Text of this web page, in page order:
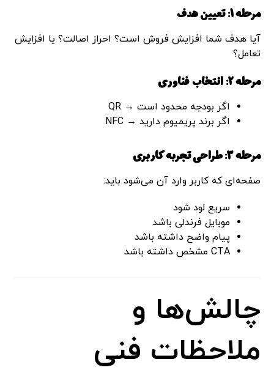
مرحله 1: تعیین هدف
آیا هدف شما افزایش فروش است؟ احراز اصالت؟ یا افزایش
تعامل؟
مرحله 2: انتخاب فناوری
اگر بودجه محدود است → QR
اگر برند پریمیوم دارید → NFC
مرحله 3: طراحی تجربه کاربری
صفحه‌ای که کاربر وارد آن می‌شود باید:
سریع لود شود
موبایل فرندلی باشد
پیام واضح داشته باشد
CTA مشخص داشته باشد
چالش‌ها و
ملاحظات فنی